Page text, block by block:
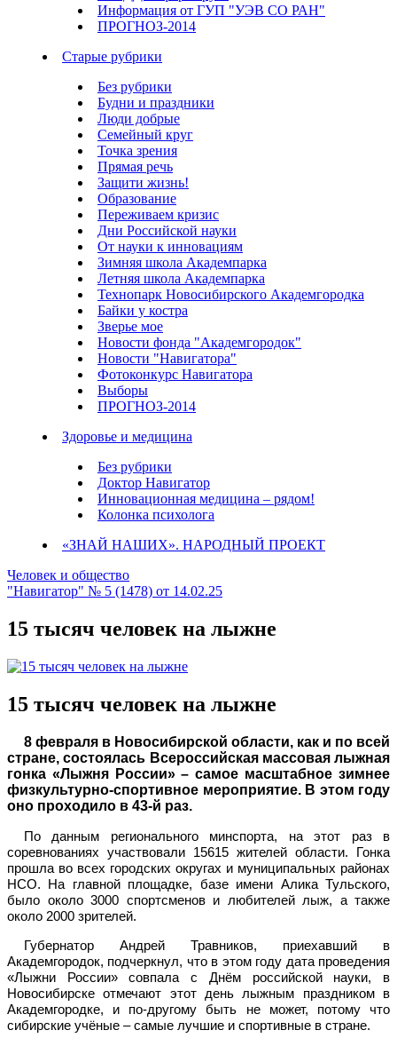
Информация от ГУП "УЭВ СО РАН"
ПРОГНОЗ-2014
Старые рубрики
Без рубрики
Будни и праздники
Люди добрые
Семейный круг
Точка зрения
Прямая речь
Защити жизнь!
Образование
Переживаем кризис
Дни Российской науки
От науки к инновациям
Зимняя школа Академпарка
Летняя школа Академпарка
Технопарк Новосибирского Академгородка
Байки у костра
Зверье мое
Новости фонда "Академгородок"
Новости "Навигатора"
Фотоконкурс Навигатора
Выборы
ПРОГНОЗ-2014
Здоровье и медицина
Без рубрики
Доктор Навигатор
Инновационная медицина – рядом!
Колонка психолога
«ЗНАЙ НАШИХ». НАРОДНЫЙ ПРОЕКТ
Человек и общество
"Навигатор" № 5 (1478) от 14.02.25
15 тысяч человек на лыжне
15 тысяч человек на лыжне
8 февраля в Новосибирской области, как и по всей
стране, состоялась Всероссийская массовая лыжная
гонка «Лыжня России» – самое масштабное зимнее
физкультурно-спортивное мероприятие. В этом году
оно проходило в 43-й раз.
По данным регионального минспорта, на этот раз в
соревнованиях участвовали 15615 жителей области. Гонка
прошла во всех городских округах и муниципальных районах
НСО. На главной площадке, базе имени Алика Тульского,
было около 3000 спортсменов и любителей лыж, а также
около 2000 зрителей.
Губернатор Андрей Травников, приехавший в
Академгородок, подчеркнул, что в этом году дата проведения
«Лыжни России» совпала с Днём российской науки, в
Новосибирске отмечают этот день лыжным праздником в
Академгородке, и по-другому быть не может, потому что
сибирские учёные – самые лучшие и спортивные в стране.